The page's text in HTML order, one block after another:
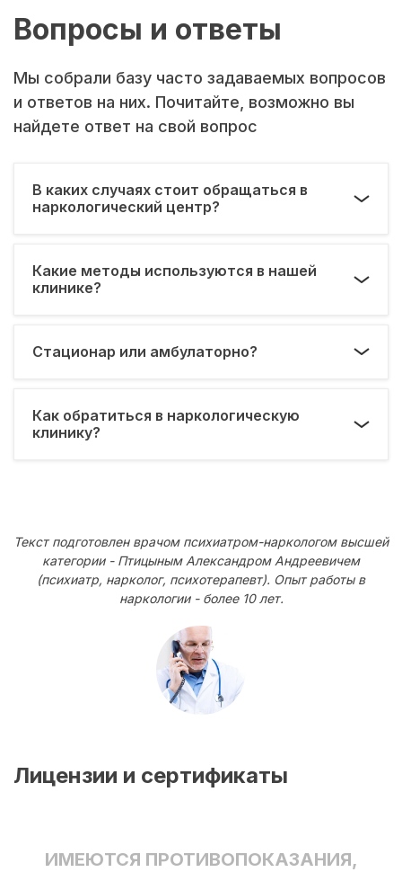
Вопросы и ответы
Мы собрали базу часто задаваемых вопросов
и ответов на них. Почитайте, возможно вы
найдете ответ на свой вопрос
В каких случаях стоит обращаться в
наркологический центр?
Какие методы используются в нашей
клинике?
Стационар или амбулаторно?
Как обратиться в наркологическую
клинику?
Текст подготовлен врачом психиатром-наркологом высшей
категории - Птицыным Александром Андреевичем
(психиатр, нарколог, психотерапевт). Опыт работы в
наркологии - более 10 лет.
Лицензии и сертификаты
ИМЕЮТСЯ ПРОТИВОПОКАЗАНИЯ,